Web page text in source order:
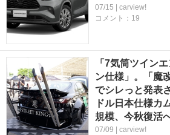
07/15 | carview!
コメント：19
「7気筒ツイン
ン仕様」。「魔
でシレっと発表
ドル日本仕様カ
規模、今秋復活
07/09 | carview!